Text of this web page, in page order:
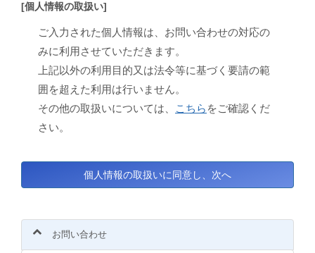
[個人情報の取扱い]
ご入力された個人情報は、お問い合わせの対応の
みに利用させていただきます。
上記以外の利用目的又は法令等に基づく要請の範
囲を超えた利用は行いません。
その他の取扱いについては、
こちら をご確認くだ
さい。
お問い合わせ